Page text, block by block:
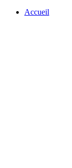
Accueil